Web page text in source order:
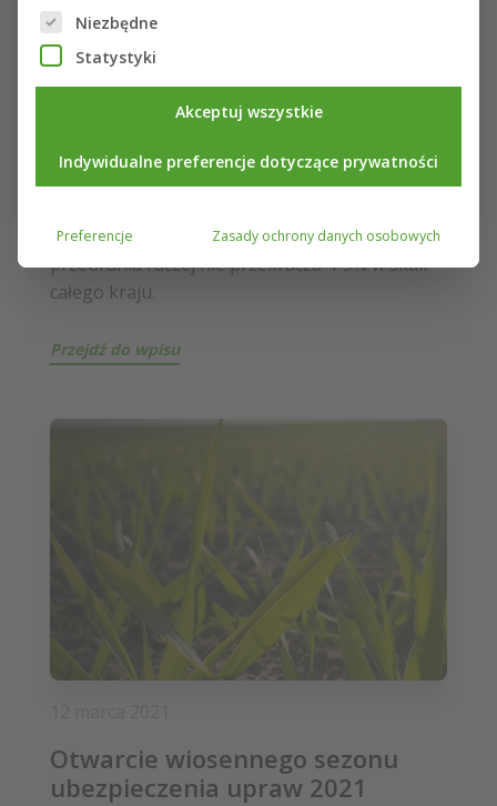
przezimowały bez zastrzeżeń?
W tym sezonie z uwagi na przebieg zimy
najniebezpieczniejsze okazały się efekty
Większość szkód spowodowanych ujemnymi
skutkami przezimowania odnotowano w Polsce
Centralnej, Północnej oraz Północno-
Szacunkowa ilość pól zakwalifikowanych do
przeorania raczej nie przekracza 4-5% w skali
całego kraju.
Przejdź do wpisu
Otwarcie wiosennego sezonu
ubezpieczenia upraw 2021
Poniżej znajduje się lista grup usług, dla których
Niezbędne
Statystyki
Akceptuj wszystkie
Indywidualne preferencje dotyczące prywatności
Preferencje Zasady ochrony danych osobowych